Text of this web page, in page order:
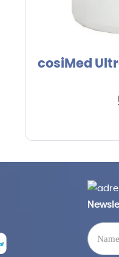
cosiMed